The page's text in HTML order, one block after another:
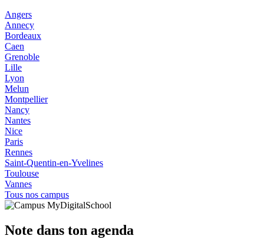
Angers
Annecy
Bordeaux
Caen
Grenoble
Lille
Lyon
Melun
Montpellier
Nancy
Nantes
Nice
Paris
Rennes
Saint-Quentin-en-Yvelines
Toulouse
Vannes
Tous nos campus
Note dans ton agenda